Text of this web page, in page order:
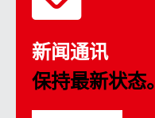
新闻通讯
保持最新状态。